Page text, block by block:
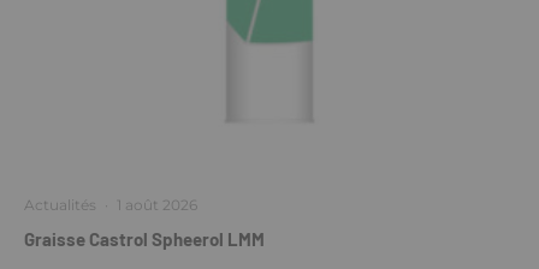
Actualités · 1 août 2026
Graisse Castrol Spheerol LMM